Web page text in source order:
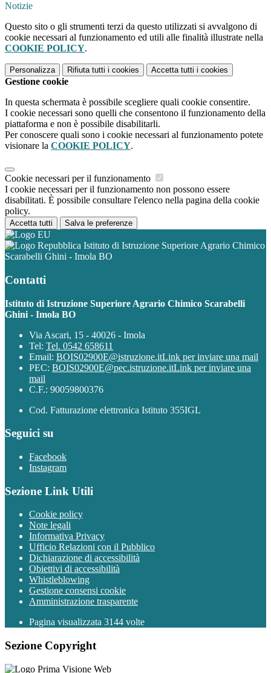
Notizie
Questo sito o gli strumenti terzi da questo utilizzati si avvalgono di
cookie necessari al funzionamento ed utili alle finalità illustrate nella
COOKIE POLICY.
Personalizza Rifiuta tutti i cookies Accetta tutti i cookies
Gestione cookie
In questa schermata è possibile scegliere quali cookie consentire.
I cookie necessari sono quelli che consentono il funzionamento della
piattaforma e non è possibile disabilitarli.
Per conoscere quali sono i cookie necessari al funzionamento potete
visionare la COOKIE POLICY.
Cookie necessari per il funzionamento
I cookie necessari per il funzionamento non possono essere
disabilitati. È possibile consultare l'elenco nella pagina della cookie
policy.
Accetta tutti Salva le preferenze
Istituto di Istruzione Superiore Agrario Chimico
Scarabelli Ghini - Imola BO
Contatti
Istituto di Istruzione Superiore Agrario Chimico Scarabelli
Ghini - Imola BO
Via Ascari, 15 - 40026 - Imola
Tel: Tel. 0542 658611
Email: BOIS02900E@istruzione.itLink per inviare una mail
PEC: BOIS02900E@pec.istruzione.itLink per inviare una
mail
C.F.: 90059800376
Cod. Fatturazione elettronica Istituto 355IGL
Seguici su
Facebook
Instagram
Sezione Link Utili
Cookie policy
Note legali
Informativa Privacy
Ufficio Relazioni con il Pubblico
Dichiarazione di accessibilità
Obiettivi di accessibilità
Whistleblowing
Gestione consensi cookie
Amministrazione trasparente
Pagina visualizzata 3144 volte
Sezione Copyright